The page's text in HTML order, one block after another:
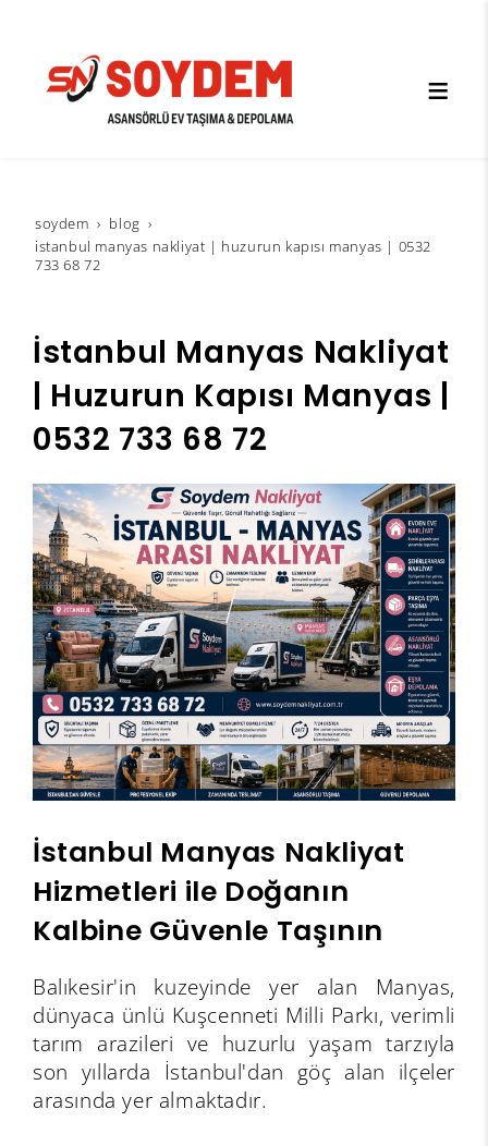
soydem
blog
i̇stanbul manyas nakliyat | huzurun kapısı manyas | 0532
733 68 72
İstanbul Manyas Nakliyat
| Huzurun Kapısı Manyas |
0532 733 68 72
İstanbul Manyas Nakliyat
Hizmetleri ile Doğanın
Kalbine Güvenle Taşının
Balıkesir'in kuzeyinde yer alan Manyas,
dünyaca ünlü Kuşcenneti Milli Parkı, verimli
tarım arazileri ve huzurlu yaşam tarzıyla
son yıllarda İstanbul'dan göç alan ilçeler
arasında yer almaktadır.